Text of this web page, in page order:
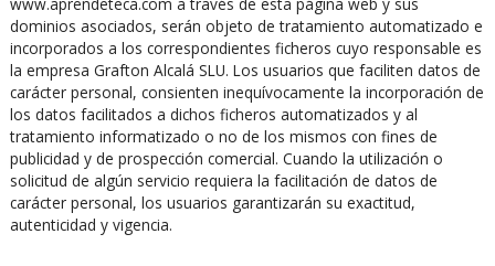
dominios asociados, serán objeto de tratamiento automatizado e
incorporados a los correspondientes ficheros cuyo responsable es
la empresa Grafton Alcalá SLU. Los usuarios que faciliten datos de
carácter personal, consienten inequívocamente la incorporación de
los datos facilitados a dichos ficheros automatizados y al
tratamiento informatizado o no de los mismos con fines de
publicidad y de prospección comercial. Cuando la utilización o
solicitud de algún servicio requiera la facilitación de datos de
carácter personal, los usuarios garantizarán su exactitud,
autenticidad y vigencia.